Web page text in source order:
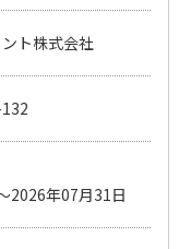
ト株式会社
2026年07月31日